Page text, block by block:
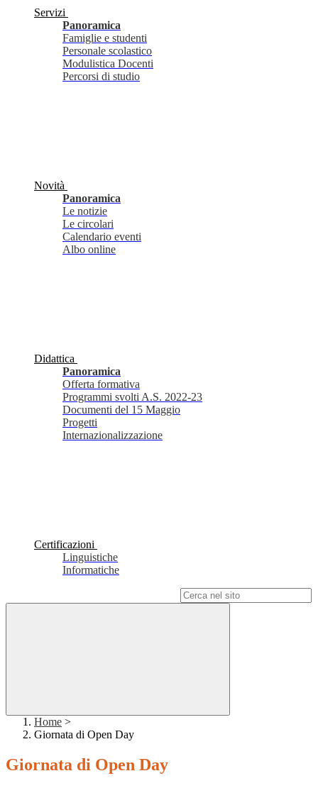
Servizi
Panoramica
Famiglie e studenti
Personale scolastico
Modulistica Docenti
Percorsi di studio
Novità
Panoramica
Le notizie
Le circolari
Calendario eventi
Albo online
Didattica
Panoramica
Offerta formativa
Programmi svolti A.S. 2022-23
Documenti del 15 Maggio
Progetti
Internazionalizzazione
Certificazioni
Linguistiche
Informatiche
Home >
Giornata di Open Day
Giornata di Open Day